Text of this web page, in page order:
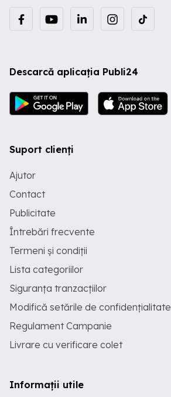
Descarcă aplicația Publi24
Suport clienți
Ajutor
Contact
Publicitate
Întrebări frecvente
Termeni și condiții
Lista categoriilor
Siguranța tranzacțiilor
Modifică setările de confidențialitate
Regulament Campanie
Livrare cu verificare colet
Informații utile